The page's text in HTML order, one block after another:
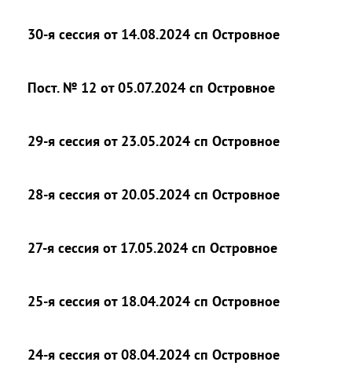
30-я сессия от 14.08.2024 сп Островное
Пост. № 12 от 05.07.2024 сп Островное
29-я сессия от 23.05.2024 сп Островное
28-я сессия от 20.05.2024 сп Островное
27-я сессия от 17.05.2024 сп Островное
25-я сессия от 18.04.2024 сп Островное
24-я сессия от 08.04.2024 сп Островное